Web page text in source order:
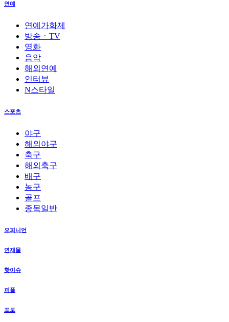
연예
연예가화제
방송ㆍTV
영화
음악
해외연예
인터뷰
N스타일
스포츠
야구
해외야구
축구
해외축구
배구
농구
골프
종목일반
오피니언
연재물
핫이슈
피플
포토